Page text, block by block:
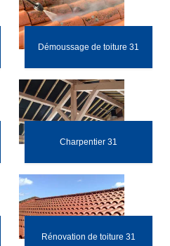
Démoussage de toiture 31
Charpentier 31
Rénovation de toiture 31